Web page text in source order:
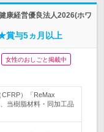
康経営優良法人2026(ホワ
賞与5ヵ月以上
女性のおしごと掲載中
）「ReMax
当樹脂材料・同加工品